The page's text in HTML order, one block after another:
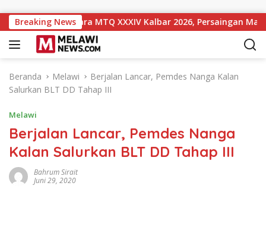
Breaking News
10 Sementara MTQ XXXIV Kalbar 2026, Persaingan Masih
Beranda Melawi
Berjalan Lancar, Pemdes Nanga Kalan
Salurkan BLT DD Tahap III
Melawi
Berjalan Lancar, Pemdes Nanga
Kalan Salurkan BLT DD Tahap III
Bahrum Sirait
Juni 29, 2020